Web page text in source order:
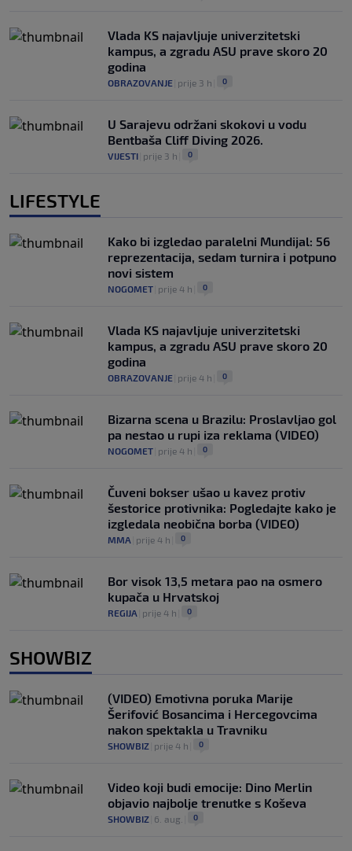
Vlada KS najavljuje univerzitetski
kampus, a zgradu ASU prave skoro 20
godina
OBRAZOVANJE prije 3 h 0
U Sarajevu održani skokovi u vodu
Bentbaša Cliff Diving 2026.
VIJESTI prije 3 h 0
LIFESTYLE
Kako bi izgledao paralelni Mundijal: 56
reprezentacija, sedam turnira i potpuno
novi sistem
NOGOMET prije 4 h 0
Vlada KS najavljuje univerzitetski
kampus, a zgradu ASU prave skoro 20
godina
OBRAZOVANJE prije 4 h 0
Bizarna scena u Brazilu: Proslavljao gol
pa nestao u rupi iza reklama (VIDEO)
NOGOMET prije 4 h 0
Čuveni bokser ušao u kavez protiv
šestorice protivnika: Pogledajte kako je
izgledala neobična borba (VIDEO)
MMA prije 4 h 0
Bor visok 13,5 metara pao na osmero
kupača u Hrvatskoj
REGIJA prije 4 h 0
SHOWBIZ
(VIDEO) Emotivna poruka Marije
Šerifović Bosancima i Hercegovcima
nakon spektakla u Travniku
SHOWBIZ prije 4 h 0
Video koji budi emocije: Dino Merlin
objavio najbolje trenutke s Koševa
SHOWBIZ 6. aug. 0